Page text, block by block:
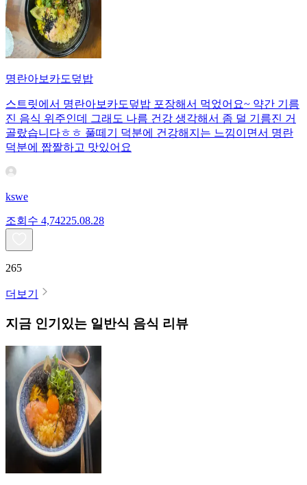
명란아보카도덮밥
스트릿에서 명란아보카도덮밥 포장해서 먹었어요~ 약간 기름
진 음식 위주인데 그래도 나름 건강 생각해서 좀 덜 기름진 거
골랐습니다ㅎㅎ 풀떼기 덕분에 건강해지는 느낌이면서 명란
덕분에 짭짤하고 맛있어요
kswe
조회수 4,74225.08.28
265
더보기
지금 인기있는 일반식 음식 리뷰